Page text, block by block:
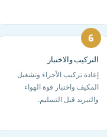
التركيب والاختبار
إعادة تركيب الأجزاء وتشغيل
المكيف واختبار قوة الهواء
والتبريد قبل التسليم.